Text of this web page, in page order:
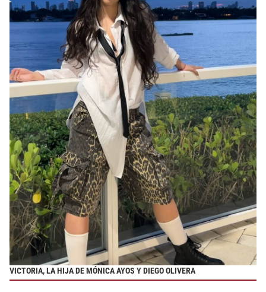
VICTORIA, LA HIJA DE MÓNICA AYOS Y DIEGO OLIVERA